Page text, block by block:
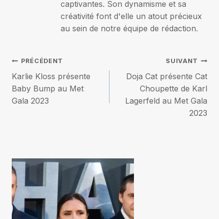
captivantes. Son dynamisme et sa
créativité font d'elle un atout précieux
au sein de notre équipe de rédaction.
Navigation
de
PRÉCÉDENT
Karlie Kloss présente
Baby Bump au Met
Gala 2023
SUIVANT
Doja Cat présente Cat
Choupette de Karl
Lagerfeld au Met Gala
2023